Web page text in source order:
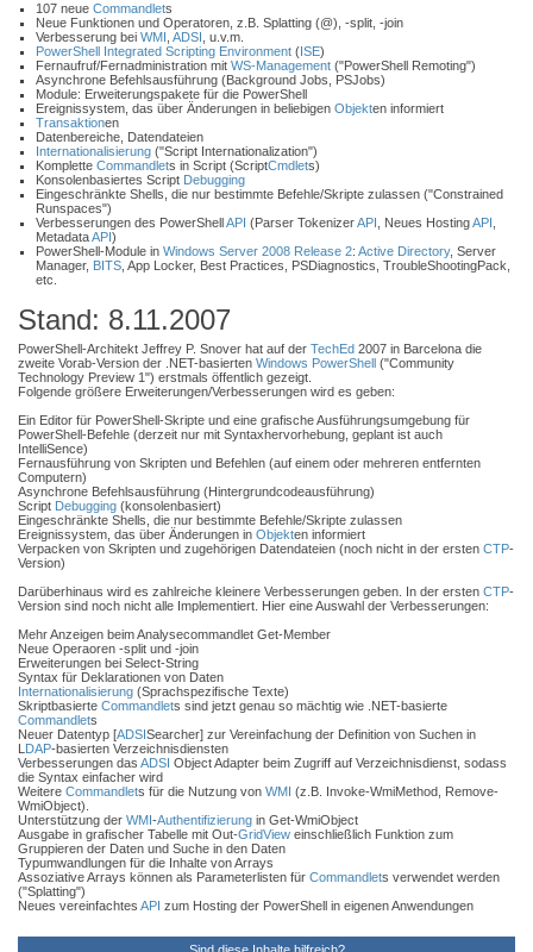
107 neue Commandlets
Neue Funktionen und Operatoren, z.B. Splatting (@), -split, -join
Verbesserung bei WMI ADSI , u.v.m.
PowerShell Integrated Scripting Environment (ISE)
Fernaufruf/Fernadministration mit WS-Management ("PowerShell Remoting")
Asynchrone Befehlsausführung (Background Jobs, PSJobs)
Module: Erweiterungspakete für die PowerShell
Ereignissystem, das über Änderungen in beliebigen Objekten informiert
Transaktionen
Datenbereiche, Datendateien
Internationalisierung ("Script Internationalization")
Komplette Commandlets in Script (ScriptCmdlets)
Konsolenbasiertes Script Debugging
Eingeschränkte Shells, die nur bestimmte Befehle/Skripte zulassen ("Constrained
Runspaces")
Verbesserungen des PowerShellAPI (Parser TokenizerAPI , Neues HostingAPI
MetadataAPI)
PowerShell-Module in Windows Server 2008 Release 2: Active Directory, Server
Manager, BITS , App Locker, Best Practices, PSDiagnostics, TroubleShootingPack,
etc.
Stand: 8.11.2007
PowerShell-Architekt Jeffrey P. Snover hat auf der TechEd 2007 in Barcelona die
zweite Vorab-Version der .NET-basierten Windows PowerShell ("Community
Technology Preview 1") erstmals öffentlich gezeigt.
Folgende größere Erweiterungen/Verbesserungen wird es geben:
Ein Editor für PowerShell-Skripte und eine grafische Ausführungsumgebung für
PowerShell-Befehle (derzeit nur mit Syntaxhervorhebung, geplant ist auch
IntelliSence)
Fernausführung von Skripten und Befehlen (auf einem oder mehreren entfernten
Computern)
Asynchrone Befehlsausführung (Hintergrundcodeausführung)
Script Debugging (konsolenbasiert)
Eingeschränkte Shells, die nur bestimmte Befehle/Skripte zulassen
Ereignissystem, das über Änderungen in Objekten informiert
Verpacken von Skripten und zugehörigen Datendateien (noch nicht in der ersten CTP-
Version)
Darüberhinaus wird es zahlreiche kleinere Verbesserungen geben. In der ersten CTP-
Version sind noch nicht alle Implementiert. Hier eine Auswahl der Verbesserungen:
Mehr Anzeigen beim Analysecommandlet Get-Member
Neue Operaoren -split und -join
Erweiterungen bei Select-String
Syntax für Deklarationen von Daten
Internationalisierung (Sprachspezifische Texte)
Skriptbasierte Commandlets sind jetzt genau so mächtig wie .NET-basierte
Commandlets
Neuer Datentyp [ADSISearcher] zur Vereinfachung der Definition von Suchen in
L DAP-basierten Verzeichnisdiensten
Verbesserungen das ADSI Object Adapter beim Zugriff auf Verzeichnisdienst, sodass
die Syntax einfacher wird
Weitere Commandlets für die Nutzung von WMI (z.B. Invoke-WmiMethod, Remove-
WmiObject).
Unterstützung der WMI-Authentifizierung in Get-WmiObject
Ausgabe in grafischer Tabelle mit Out-GridView einschließlich Funktion zum
Gruppieren der Daten und Suche in den Daten
Typumwandlungen für die Inhalte von Arrays
Assoziative Arrays können als Parameterlisten für Commandlets verwendet werden
("Splatting")
Neues vereinfachtes API zum Hosting der PowerShell in eigenen Anwendungen